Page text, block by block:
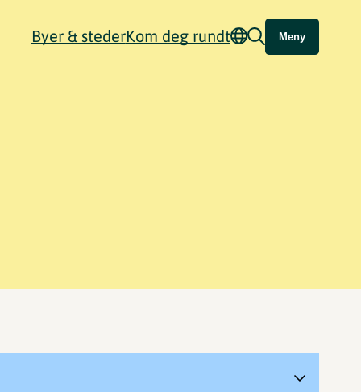
Byer & stederKom deg rundt Meny